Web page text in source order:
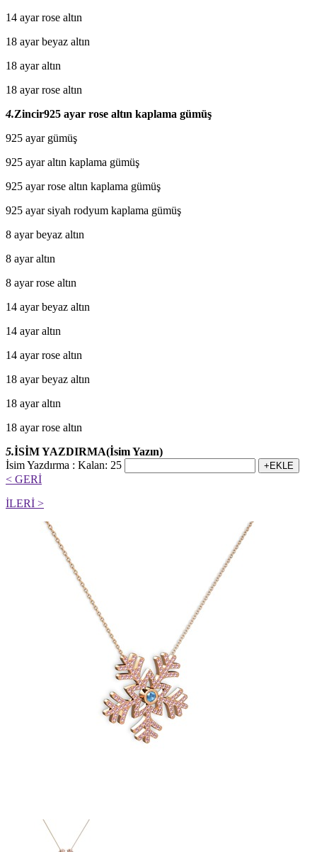
14 ayar rose altın
18 ayar beyaz altın
18 ayar altın
18 ayar rose altın
4.Zincir925 ayar rose altın kaplama gümüş
925 ayar gümüş
925 ayar altın kaplama gümüş
925 ayar rose altın kaplama gümüş
925 ayar siyah rodyum kaplama gümüş
8 ayar beyaz altın
8 ayar altın
8 ayar rose altın
14 ayar beyaz altın
14 ayar altın
14 ayar rose altın
18 ayar beyaz altın
18 ayar altın
18 ayar rose altın
5.İSİM YAZDIRMA(İsim Yazın)
İsim Yazdırma : Kalan: 25
< GERİ
İLERİ >